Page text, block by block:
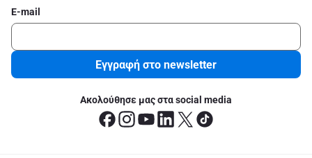
E-mail
Εγγραφή στο newsletter
Ακολούθησε μας στα social media